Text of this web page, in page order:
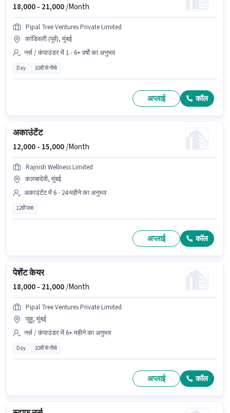
18,000 - 21,000/Month
Pipal Tree Ventures Private Limited
कांडिवली (पूर्व), मुंबई
नर्स / कंपाउंडर में 1 - 6+ वर्षो का अनुभव
Day 10वीं से नीचे
अप्लाई कॉल
अकाउंटेंट
12,000 - 15,000/Month
Rajnish Wellness Limited
कलबादेवी, मुंबई
अकाउंटेंट में 6 - 24 महीने का अनुभव
12वीं पास
अप्लाई कॉल
पेशेंट केयर
18,000 - 21,000/Month
Pipal Tree Ventures Private Limited
जुहू, मुंबई
नर्स / कंपाउंडर में 6+ महीने का अनुभव
Day 10वीं से नीचे
अप्लाई कॉल